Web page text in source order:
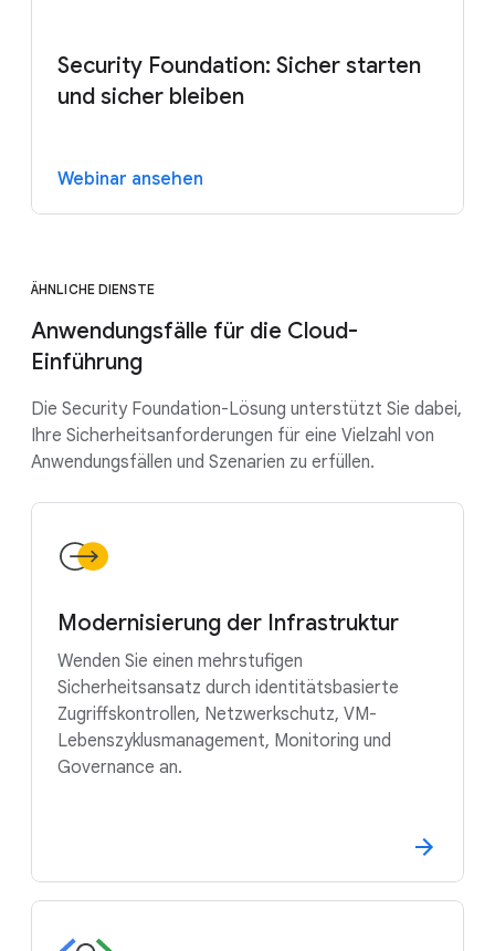
Security Foundation: Sicher starten
und sicher bleiben
Webinar ansehen
ÄHNLICHE DIENSTE
Anwendungsfälle für die Cloud-
Einführung
Die Security Foundation-Lösung unterstützt Sie dabei,
Ihre Sicherheitsanforderungen für eine Vielzahl von
Anwendungsfällen und Szenarien zu erfüllen.
Modernisierung der Infrastruktur
Wenden Sie einen mehrstufigen
Sicherheitsansatz durch identitätsbasierte
Zugriffskontrollen, Netzwerkschutz, VM-
Lebenszyklusmanagement, Monitoring und
Governance an.